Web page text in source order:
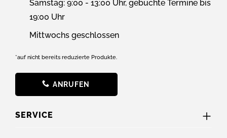
Samstag: 9:00 - 13:00 Uhr, gebuchte Termine bis
19:00 Uhr
Mittwochs geschlossen
*auf nicht bereits reduzierte Produkte.
ANRUFEN
SERVICE